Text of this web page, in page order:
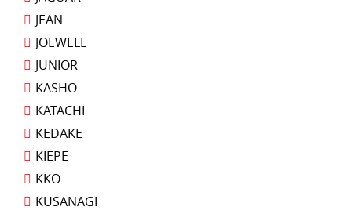
JEAN
JOEWELL
JUNIOR
KASHO
KATACHI
KEDAKE
KIEPE
KKO
KUSANAGI